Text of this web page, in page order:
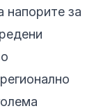
напорите за